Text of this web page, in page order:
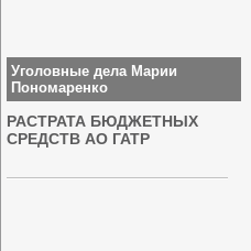
Уголовные дела Марии
Пономаренко
РАСТРАТА БЮДЖЕТНЫХ
СРЕДСТВ АО ГАТР